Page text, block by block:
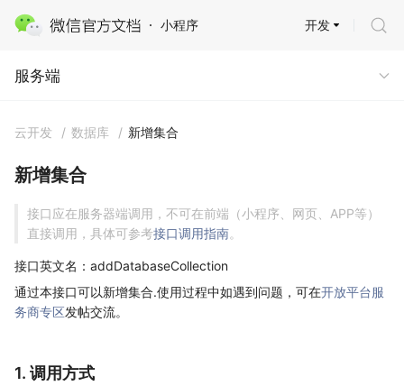
小程序
服务端
开发
服务端
云开发 / 数据库 / 新增集合
新增集合
接口应在服务器端调用，不可在前端（小程序、网页、APP等）
直接调用，具体可参考接口调用指南。
接口英文名：addDatabaseCollection
通过本接口可以新增集合.使用过程中如遇到问题，可在开放平台服
务商专区发帖交流。
1. 调用方式